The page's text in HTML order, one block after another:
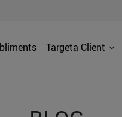
Targeta Client